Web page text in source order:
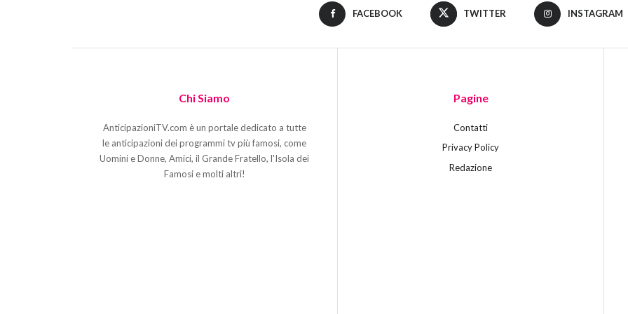
FACEBOOK TWITTER INSTAGRAM
Chi Siamo
AnticipazioniTV.com è un portale dedicato a tutte
le anticipazioni dei programmi tv più famosi, come
Uomini e Donne, Amici, il Grande Fratello, l'Isola dei
Famosi e molti altri!
Pagine
Contatti
Privacy Policy
Redazione